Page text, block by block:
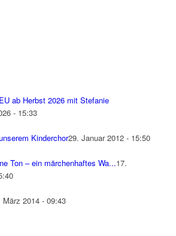
ab Herbst 2026 mit Stefanie
- 15:33
Kinderchor29. Januar 2012 - 15:50
Ton – ein märchenhaftes Wa...17.
März 2014 - 09:43